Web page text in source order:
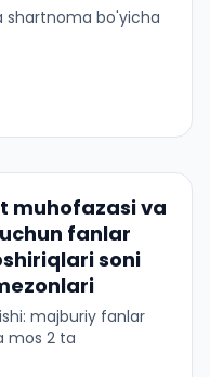
shartnoma bo'yicha
muhofazasi va
uchun fanlar
soni
majburiy fanlar
mos 2 ta